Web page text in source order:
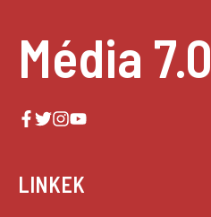
Média 7.0
LINKEK